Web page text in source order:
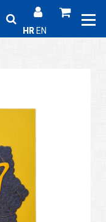
HR EN